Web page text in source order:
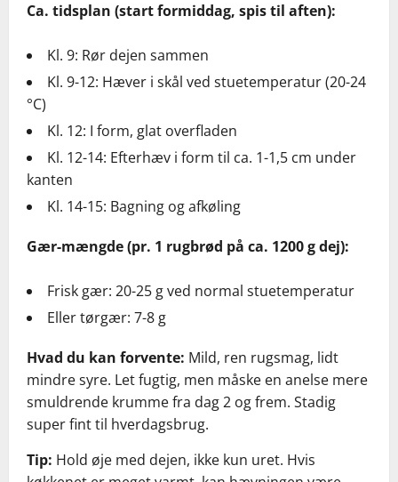
Ca. tidsplan (start formiddag, spis til aften):
Kl. 9: Rør dejen sammen
Kl. 9-12: Hæver i skål ved stuetemperatur (20-24
°C)
Kl. 12: I form, glat overfladen
Kl. 12-14: Efterhæv i form til ca. 1-1,5 cm under
kanten
Kl. 14-15: Bagning og afkøling
Gær-mængde (pr. 1 rugbrød på ca. 1200 g dej):
Frisk gær: 20-25 g ved normal stuetemperatur
Eller tørgær: 7-8 g
Hvad du kan forvente: Mild, ren rugsmag, lidt
mindre syre. Let fugtig, men måske en anelse mere
smuldrende krumme fra dag 2 og frem. Stadig
super fint til hverdagsbrug.
Tip: Hold øje med dejen, ikke kun uret. Hvis